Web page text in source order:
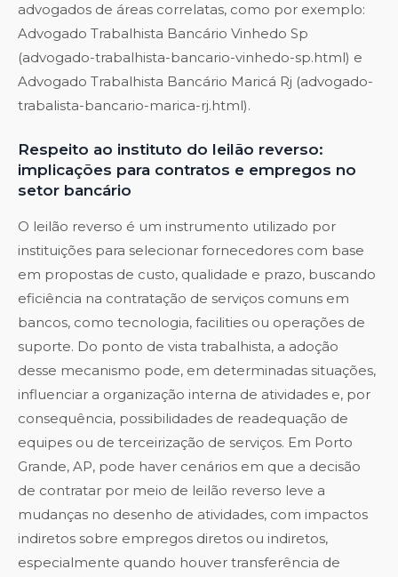
advogados de áreas correlatas, como por exemplo:
Advogado Trabalhista Bancário Vinhedo Sp
(advogado-trabalhista-bancario-vinhedo-sp.html) e
Advogado Trabalhista Bancário Maricá Rj (advogado-
trabalista-bancario-marica-rj.html).
Respeito ao instituto do leilão reverso:
implicações para contratos e empregos no
setor bancário
O leilão reverso é um instrumento utilizado por
instituições para selecionar fornecedores com base
em propostas de custo, qualidade e prazo, buscando
eficiência na contratação de serviços comuns em
bancos, como tecnologia, facilities ou operações de
suporte. Do ponto de vista trabalhista, a adoção
desse mecanismo pode, em determinadas situações,
influenciar a organização interna de atividades e, por
consequência, possibilidades de readequação de
equipes ou de terceirização de serviços. Em Porto
Grande, AP, pode haver cenários em que a decisão
de contratar por meio de leilão reverso leve a
mudanças no desenho de atividades, com impactos
indiretos sobre empregos diretos ou indiretos,
especialmente quando houver transferência de